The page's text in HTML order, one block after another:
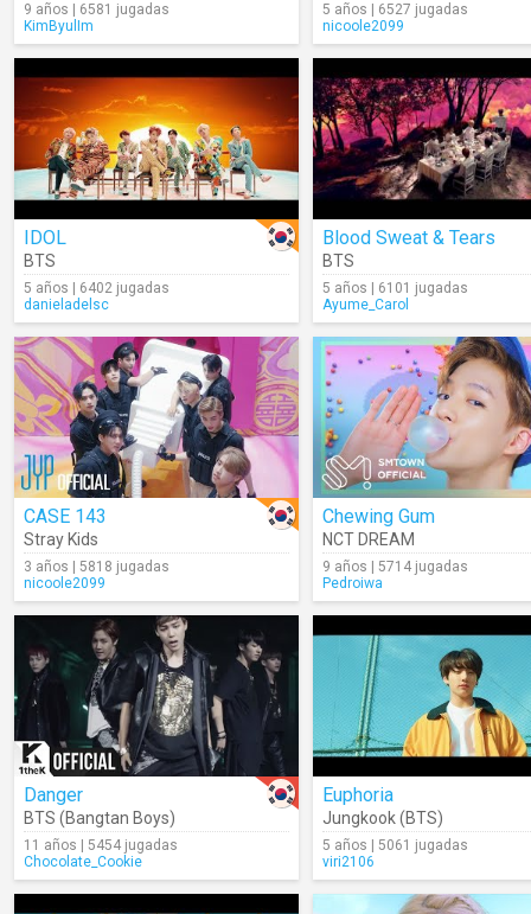
9 años | 6581 jugadas
KimByulIm
5 años | 6527 jugadas
nicoole2099
IDOL
BTS
5 años | 6402 jugadas
danieladelsc
Blood Sweat & Tears
BTS
5 años | 6101 jugadas
Ayume_Carol
CASE 143
Stray Kids
3 años | 5818 jugadas
nicoole2099
Chewing Gum
NCT DREAM
9 años | 5714 jugadas
Pedroiwa
Danger
BTS (Bangtan Boys)
11 años | 5454 jugadas
Chocolate_Cookie
Euphoria
Jungkook (BTS)
5 años | 5061 jugadas
viri2106